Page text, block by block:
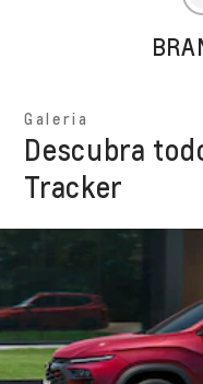
Galeria
Descubra
Tracker